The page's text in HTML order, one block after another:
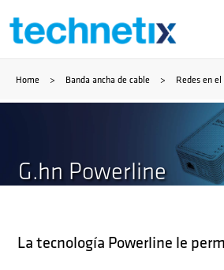
Saltar
contenido
Home > Banda ancha de cable > Redes en
G.hn Powerline
La tecnología Powerline le